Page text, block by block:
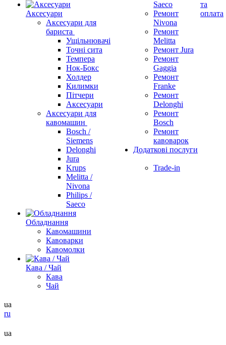
Аксесуари
Аксесуари для
бариста
Ущільнювачі
Точні сита
Темпера
Нок-Бокс
Холдер
Килимки
Пітчери
Аксесуари
Аксесуари для
кавомашин
Bosch /
Siemens
Delonghi
Jura
Krups
Melitta /
Nivona
Philips /
Saeco
Обладнання
Кавомашини
Кавоварки
Кавомолки
Кава / Чай
Кава
Чай
Saeco
Ремонт
Nivona
Ремонт
Melitta
Ремонт Jura
Ремонт
Gaggia
Ремонт
Franke
Ремонт
Delonghi
Ремонт
Bosch
Ремонт
кавоварок
Додаткові послуги
Trade-in
та
оплата
ua
ru
ua